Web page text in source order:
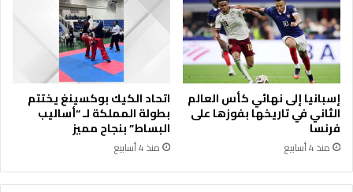
ص
ة
إ
ى
و
ض
ع
ج
م
ي
ع
ن
ف
ذ
ا
ن
م
ش
ا
ر
ع
إسبانيا إلى نهائي كأس العالم
الثاني في تاريخها بفوزها على
فرنسا
منذ 4 أسابيع
اتحاد الكيك بوكسينغ يختتم
بطولة المملكة لـ “أساليب
البساط” بنجاح مميز
منذ 4 أسابيع